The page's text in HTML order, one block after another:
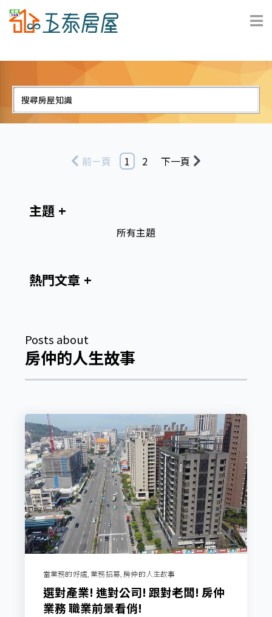
前ㄧ頁 1 2 下一頁
Posts about
房仲的人生故事
當業務的好處 ,業務招募, 房仲的人生故事
選對產業! 進對公司! 跟對老闆! 房仲
業務 職業前景看俏!
主題
所有主題
熱門文章